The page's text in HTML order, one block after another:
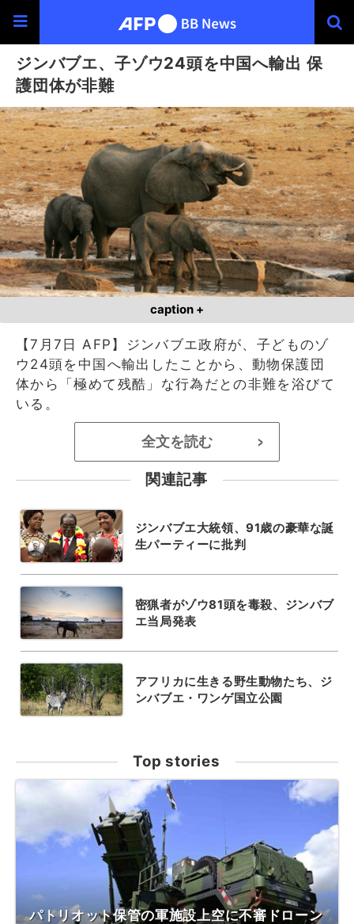
ジンバブエ、子ゾウ24頭を中国へ輸出 保
護団体が非難
caption +
【7月7日 AFP】ジンバブエ政府が、子どものゾ
ウ24頭を中国へ輸出したことから、動物保護団
体から「極めて残酷」な行為だとの非難を浴びて
いる。
全文を読む >
関連記事
ジンバブエ大統領、91歳の豪華な誕
生パーティーに批判
密猟者がゾウ81頭を毒殺、ジンバブ
エ当局発表
アフリカに生きる野生動物たち、ジ
ンバブエ・ワンゲ国立公園
Top stories
パトリオット保管の軍施設上空に不審ドローン